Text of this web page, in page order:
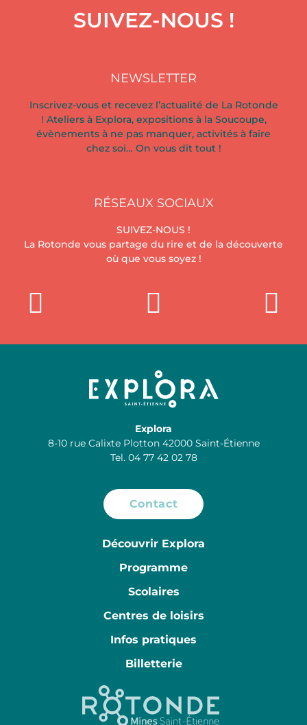
SUIVEZ-NOUS !
NEWSLETTER
Inscrivez-vous et recevez l’actualité de La Rotonde
! Ateliers à Explora, expositions à la Soucoupe,
évènements à ne pas manquer, activités à faire
chez soi… On vous dit tout !
RÉSEAUX SOCIAUX
SUIVEZ-NOUS !
La Rotonde vous partage du rire et de la découverte
où que vous soyez !
Explora
8-10 rue Calixte Plotton 42000 Saint-Étienne
Tel. 04 77 42 02 78
Contact
Découvrir Explora
Programme
Scolaires
Centres de loisirs
Infos pratiques
Billetterie